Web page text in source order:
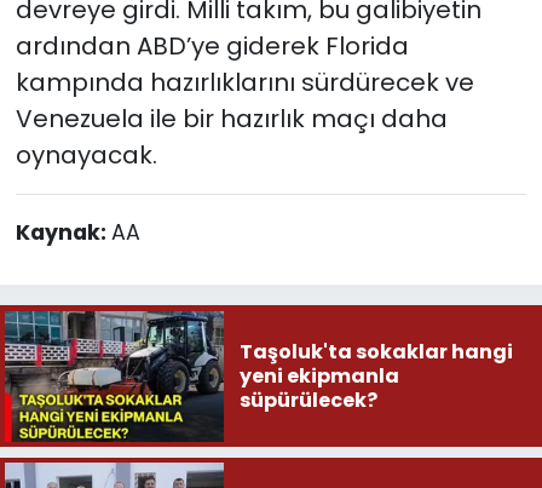
devreye girdi. Milli takım, bu galibiyetin
ardından ABD’ye giderek Florida
kampında hazırlıklarını sürdürecek ve
Venezuela ile bir hazırlık maçı daha
oynayacak.
Kaynak: AA
Taşoluk'ta sokaklar hangi
yeni ekipmanla
süpürülecek?